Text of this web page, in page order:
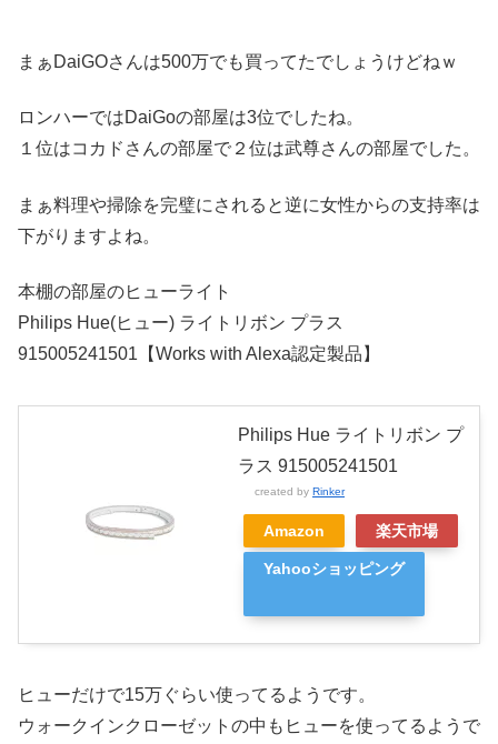
まぁDaiGOさんは500万でも買ってたでしょうけどねｗ
ロンハーではDaiGoの部屋は3位でしたね。
１位はコカドさんの部屋で２位は武尊さんの部屋でした。
まぁ料理や掃除を完璧にされると逆に女性からの支持率は
下がりますよね。
本棚の部屋のヒューライト
Philips Hue(ヒュー) ライトリボン プラス
915005241501【Works with Alexa認定製品】
Philips Hue ライトリボン プ
ラス 915005241501
created by Rinker
Amazon 楽天市場
Yahooショッピング
ヒューだけで15万ぐらい使ってるようです。
ウォークインクローゼットの中もヒューを使ってるようで